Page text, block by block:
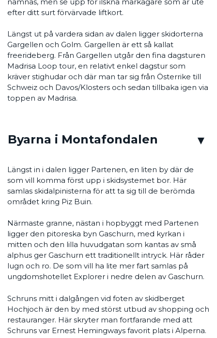
efter ditt surt förvärvade liftkort.
Längst ut på vardera sidan av dalen ligger skidorterna
Gargellen och Golm. Gargellen är ett så kallat
freerideberg. Från Gargellen utgår den fina dagsturen
Madrisa Loop tour, en relativt enkel dagstur som
kräver stighudar och där man tar sig från Österrike till
Schweiz och Davos/Klosters och sedan tillbaka igen via
toppen av Madrisa.
Byarna i Montafondalen
Längst in i dalen ligger Partenen, en liten by där de
som vill komma först upp i skidsystemet bor. Här
samlas skidalpinisterna för att ta sig till de berömda
området kring Piz Buin.
Närmaste granne, nästan i hopbyggt med Partenen
ligger den pitoreska byn Gaschurn, med kyrkan i
mitten och den lilla huvudgatan som kantas av små
alphus ger Gaschurn ett traditionellt intryck. Här råder
lugn och ro. De som vill ha lite mer fart samlas på
ungdomshotellet Explorer i nedre delen av Gaschurn.
Schruns mitt i dalgången vid foten av skidberget
Hochjoch är den by med störst utbud av shopping och
restauranger. Här skryter man fortfarande med att
Schruns var Ernest Hemingways favorit plats i Alperna.